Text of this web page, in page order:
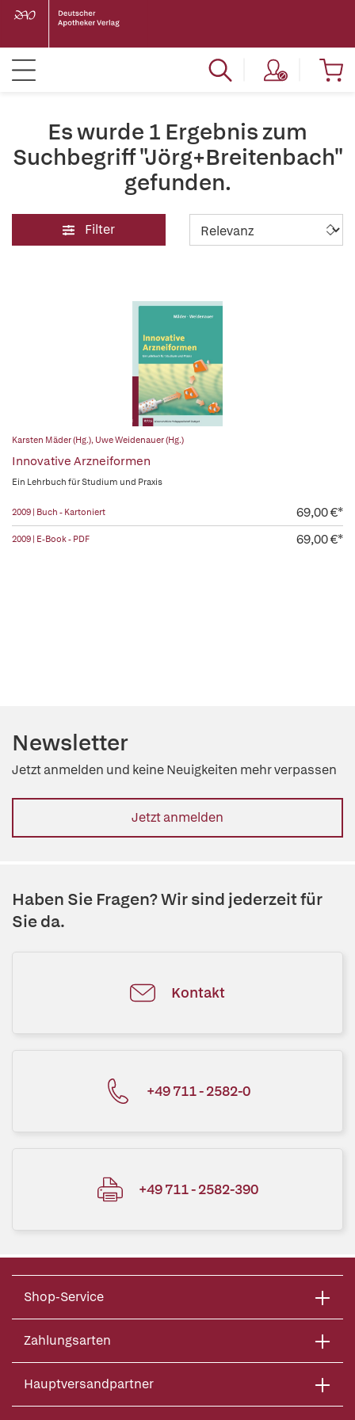
Es wurde 1 Ergebnis zum
Suchbegriff "Jörg+Breitenbach"
gefunden.
Filter
Karsten Mäder (Hg.), Uwe Weidenauer (Hg.)
Innovative Arzneiformen
Ein Lehrbuch für Studium und Praxis
2009 | Buch - Kartoniert 69,00 €*
2009 | E-Book - PDF 69,00 €*
Newsletter
Jetzt anmelden und keine Neuigkeiten mehr verpassen
Jetzt anmelden
Haben Sie Fragen? Wir sind jederzeit für
Sie da.
Kontakt
+49 711 - 2582-0
+49 711 - 2582-390
Shop-Service
Zahlungsarten
Hauptversandpartner